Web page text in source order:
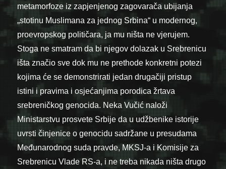
metamorfoze iz zapjenjenog zagovarača ubijanja
„stotinu Muslimana za jednog Srbina“ u modernog,
proevropskog političara, ja mu ništa ne vjerujem.
Stoga ne smatram da bi njegov dolazak u Srebrenicu
išta značio sve dok mu ne prethode konkretni potezi
kojima će se demonstrirati jedan drugačiji pristup
istini i pravima i osjećanjima porodica žrtava
srebreničkog genocida. Neka Vučić naloži
Ministarstvu prosvete Srbije da u udžbenike istorije
uvrsti činjenice o genocidu sadržane u presudama
Međunarodnog suda pravde, MKSJ-a i Komisije za
Srebrenicu Vlade RS-a, i ne treba nikada ništa drugo